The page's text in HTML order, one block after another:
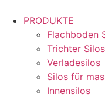
PRODUKTE
Flachboden
Trichter Silos
Verladesilos
Silos für
Innensilos